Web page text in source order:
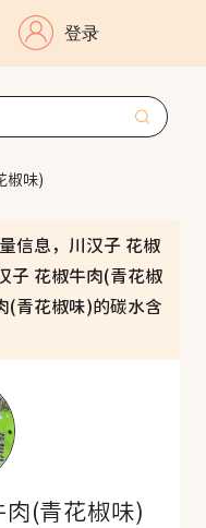
登录
椒味)
信息，川汉子 花椒
子 花椒牛肉(青花椒
(青花椒味)的碳水含
(青花椒味)